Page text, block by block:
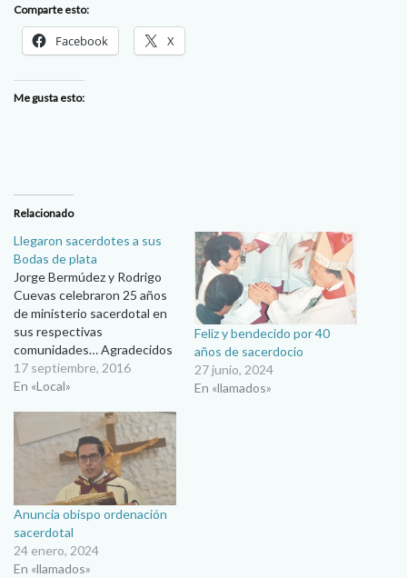
Comparte esto:
Facebook X
Me gusta esto:
Relacionado
Llegaron sacerdotes a sus
Bodas de plata
Jorge Bermúdez y Rodrigo
Cuevas celebraron 25 años
de ministerio sacerdotal en
sus respectivas
comunidades… Agradecidos
con Dios por el don del
sacerdocio, los sacerdotes
Cuevas celebraron el 25
aniversario de su
ordenación, en una misa de
acción de gracias en la que
los acompañaron
sacerdotes,…
17 septiembre, 2016
En «Local»
Feliz y bendecido por 40
años de sacerdocio
27 junio, 2024
En «llamados»
Anuncia obispo ordenación
sacerdotal
24 enero, 2024
En «llamados»